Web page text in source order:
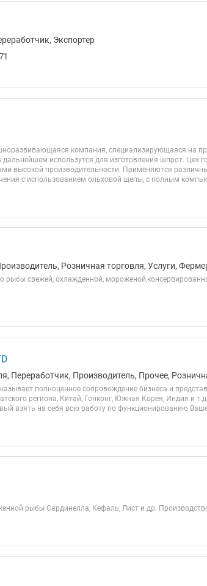
Экспортер
компания, специализирующаяся на
дальнейшем использутся для изготовления шпрот. Цех
высокой производительности. Применяются
с использованием ольховой щепы, с полным
Розничная торговля, Услуги,
рыбы свежей, охлажденной,
Переработчик, Производитель, Прочее,
полноценное сопровождение бизнеса и
региона, Китай, Гонконг, Южная Корея, Индия и
взять на себя всю работу по функционированию
рыбы Сардинелла, Кефаль, Лист и др.